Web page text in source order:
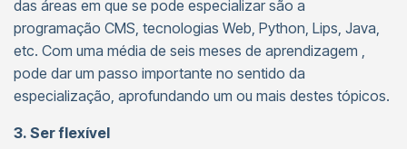
das áreas em que se pode especializar são a
programação CMS, tecnologias Web, Python, Lips, Java,
etc. Com uma média de seis meses de aprendizagem ,
pode dar um passo importante no sentido da
especialização, aprofundando um ou mais destes tópicos.
3. Ser flexível